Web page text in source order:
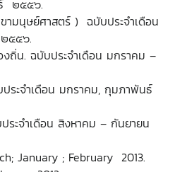
๒๕๕๖.
ามนุษย์ศาสตร์ ) ฉบับประจำเดือน
๕๕๖.
งถิ่น. ฉบับประจำเดือน มกราคม –
ระจำเดือน มกราคม, กุมภาพันธ์
ระจำเดือน สิงหาคม – กันยายน
January ; February 2013.